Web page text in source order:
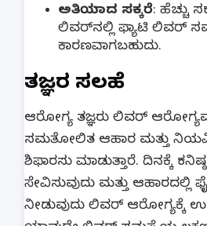
ಅತಿಯಾದ ಸಕ್ಕರೆ: ಹೆಚ್ಚು
ಲಿವರ್‌ನಲ್ಲಿ ಫ್ಯಾಟಿ ಲಿವರ್
ಕಾರಣವಾಗಬಹುದು.
ತಜ್ಞರ ಸಲಹೆ
ಆರೋಗ್ಯ ತಜ್ಞರು ಲಿವರ್
ಸಮತೋಲಿತ ಆಹಾರ ಮತ್ತು
ಶಿಫಾರಸು ಮಾಡುತ್ತಾರೆ. ದಿನಕ್ಕೆ
ಸೇವಿಸುವುದು ಮತ್ತು ಆಹಾರದಲ್ಲಿ
ನೀಡುವುದು ಲಿವರ್ ಆರೋಗ್ಯಕ್ಕೆ